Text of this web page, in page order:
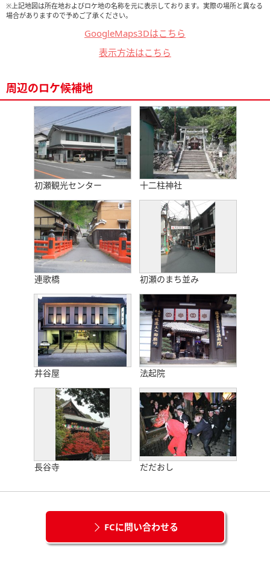
※上記地図は所在地およびロケ地の名称を元に表示しております。実際の場所と異なる
場合がありますので予めご了承ください。
GoogleMaps3Dはこちら
表示方法はこちら
周辺のロケ候補地
初瀬観光センター 十二柱神社
連歌橋 初瀬のまち並み
井谷屋 法起院
長谷寺 だだおし
FCに問い合わせる